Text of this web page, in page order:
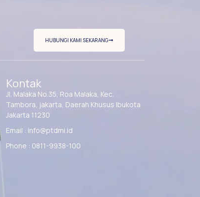
HUBUNGI KAMI SEKARANG
Kontak
Jl. Malaka No.35, Roa Malaka, Kec.
Tambora, jakarta, Daerah Khusus Ibukota
Jakarta 11230
Email : info@ptdmi.id
Phone : 0811-9938-100